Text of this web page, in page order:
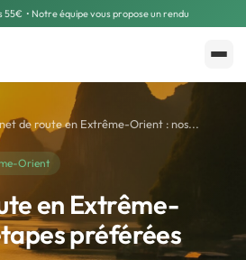
55€ • Notre équipe vous propose un rendu
de route en Extrême-Orient : nos...
Orient
en Extrême-
préférées